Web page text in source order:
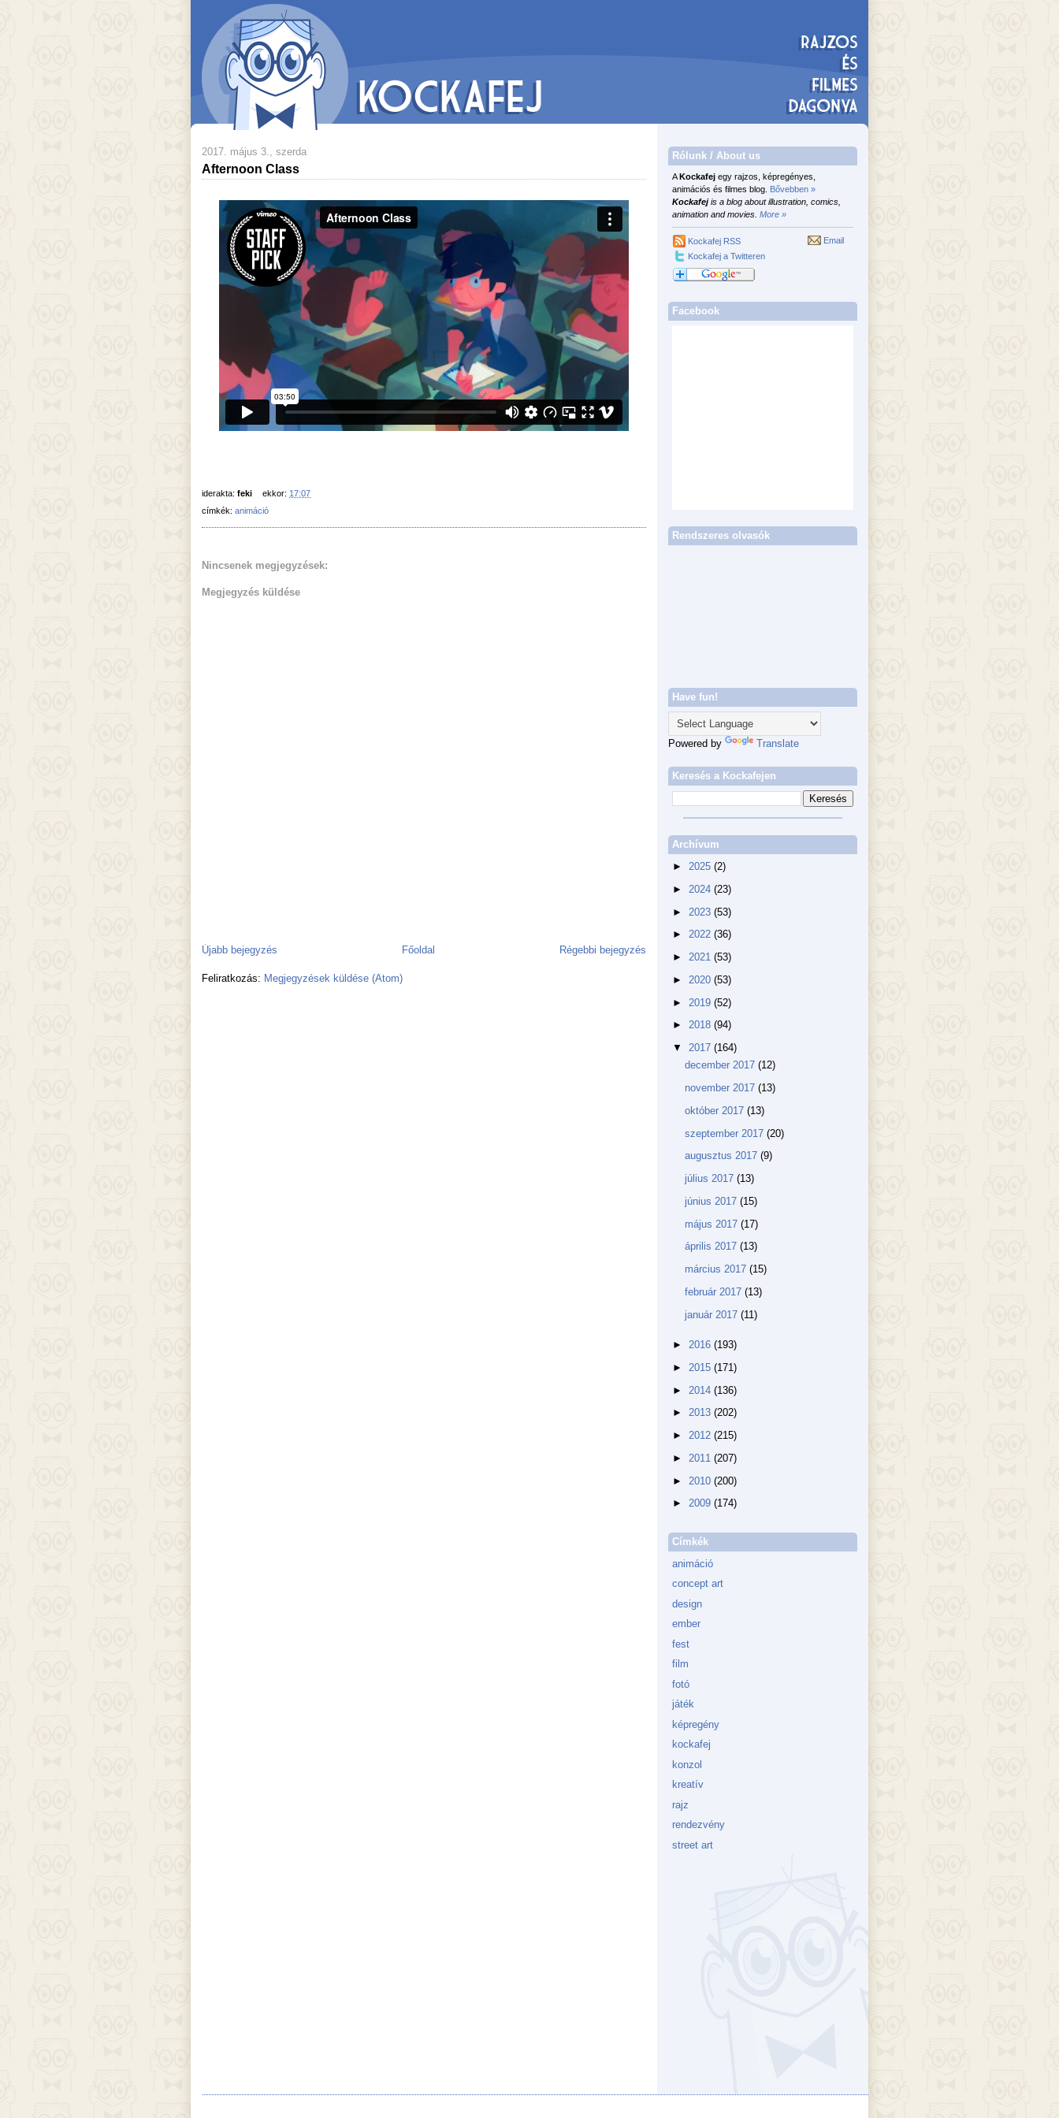
2017. május 3., szerda
Afternoon Class
iderakta: feki ekkor: 17:07
címkék: animáció
Nincsenek megjegyzések:
Megjegyzés küldése
Újabb bejegyzés Régebbi bejegyzés
Főoldal
Feliratkozás: Megjegyzések küldése (Atom)
Rólunk / About us
AKockafej egy rajzos, képregényes,
animációs és filmes blog. Bővebben »
Kockafejis a blog about illustration, comics,
animation and movies. More »
Kockafej RSS
Kockafej a Twitteren
Email
Facebook
Rendszeres olvasók
Have fun!
Powered by Translate
Keresés a Kockafejen
Archívum
► 2025 (2)
► 2024 (23)
► 2023 (53)
► 2022 (36)
► 2021 (53)
► 2020 (53)
► 2019 (52)
► 2018 (94)
▼ 2017 (164)
december 2017 (12)
november 2017 (13)
október 2017 (13)
szeptember 2017 (20)
augusztus 2017 (9)
július 2017 (13)
június 2017 (15)
május 2017 (17)
április 2017 (13)
március 2017 (15)
február 2017 (13)
január 2017 (11)
► 2016 (193)
► 2015 (171)
► 2014 (136)
► 2013 (202)
► 2012 (215)
► 2011 (207)
► 2010 (200)
► 2009 (174)
Címkék
animáció
concept art
design
ember
fest
film
fotó
játék
képregény
kockafej
konzol
kreatív
rajz
rendezvény
street art